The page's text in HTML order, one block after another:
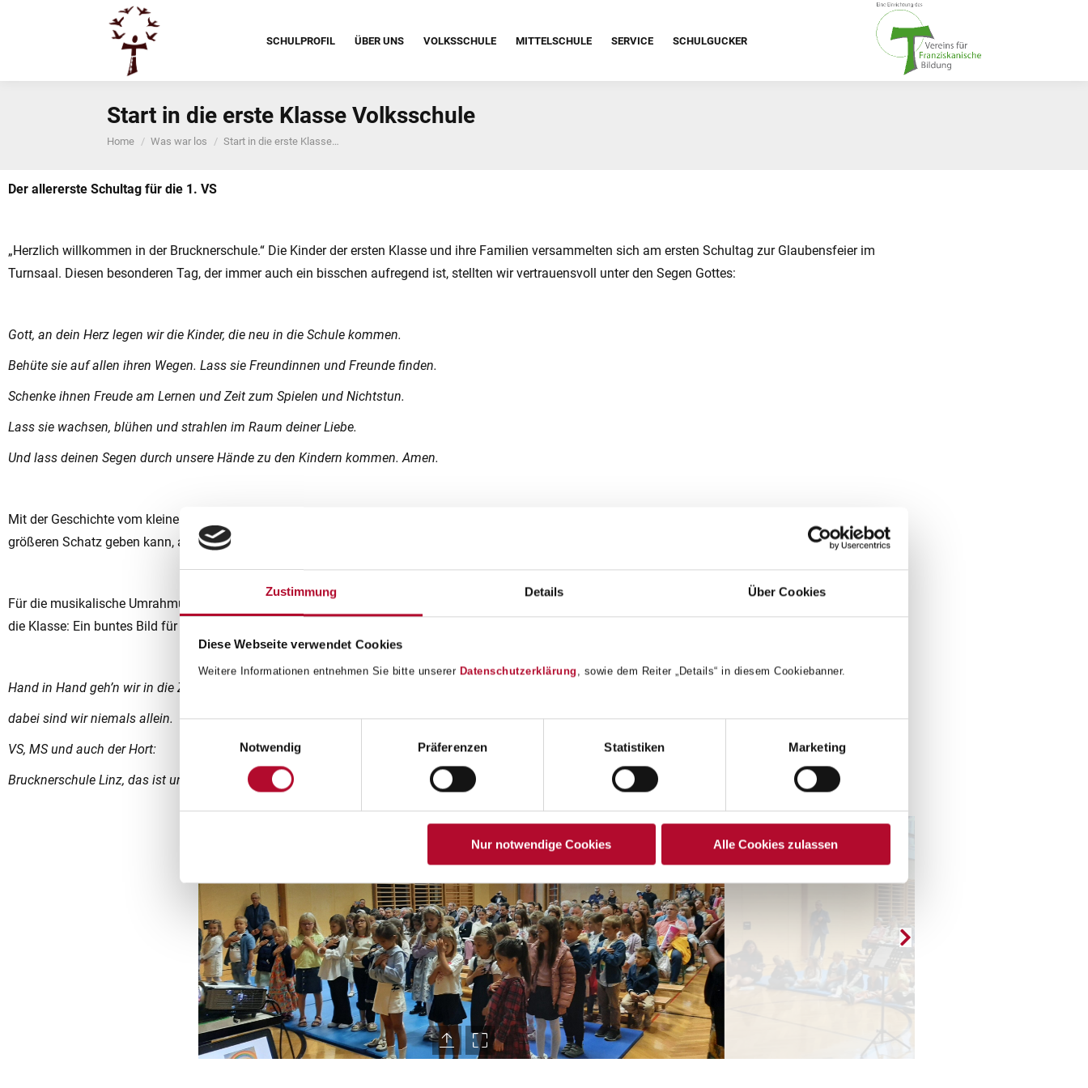
Zustimmung Details Über Cookies
Diese Webseite verwendet Cookies
Weitere Informationen entnehmen Sie bitte unserer Datenschutzerklärung , sowie dem Reiter „Details“ in diesem Cookiebanner.
Notwendig
Präferenzen Statistiken Marketing
Nur notwendige Cookies Alle Cookies zulassen
SCHULPROFIL ÜBER UNS VOLKSSCHULE MITTELSCHULE SERVICE SCHULGUCKER
Start in die erste Klasse Volksschule
You are here:
Home Was war los Start in die erste Klasse…
Der allererste Schultag für die 1. VS
„Herzlich willkommen in der Brucknerschule.“ Die Kinder der ersten Klasse und ihre Familien versammelten sich am ersten Schultag zur Glaubensfeier im
Turnsaal. Diesen besonderen Tag, der immer auch ein bisschen aufregend ist, stellten wir vertrauensvoll unter den Segen Gottes:
Gott, an dein Herz legen wir die Kinder, die neu in die Schule kommen.
Behüte sie auf allen ihren Wegen. Lass sie Freundinnen und Freunde finden.
Schenke ihnen Freude am Lernen und Zeit zum Spielen und Nichtstun.
Lass sie wachsen, blühen und strahlen im Raum deiner Liebe.
Und lass deinen Segen durch unsere Hände zu den Kindern kommen. Amen.
Mit der Geschichte vom kleinen Fuchs und vom kleinen Kater, die einen Schatz am Ende des Regenbogens suchten, wurde bald klar, dass es wohl kaum einen
größeren Schatz geben kann, als einen guten Freund, eine gute Freundin.
Für die musikalische Umrahmung sorgten die Kinder der 4A-Klasse und Frau Ottenschläger-Holzer. Unsere Großen begleiteten die Erstklässler auf ihrem Weg in
die Klasse: Ein buntes Bild für unsere große Schulgemeinschaft:
Hand in Hand geh’n wir in die Zukunft hinein,
dabei sind wir niemals allein.
VS, MS und auch der Hort:
Brucknerschule Linz, das ist unser Ort!